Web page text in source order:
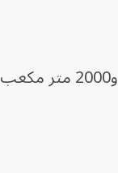
وفي وقت لاحق، جرى فتح البوابة الرابعة بعد ارتفاع التدفقات المائية إلى ما بين 1800 و2000 متر مكعب